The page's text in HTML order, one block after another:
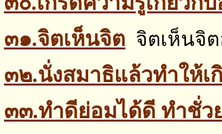
๓๑.จิตเห็นจิต จิตเห็นจิ
๓๒.นั่งสมาธิแล้วทำให้
๓๓.ทำดีย่อมได้ดี ทำชั่ว